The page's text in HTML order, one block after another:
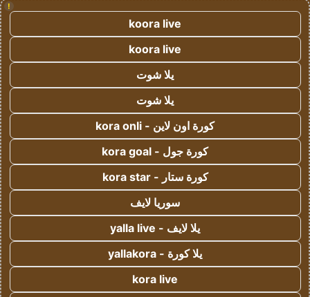
!
koora live
koora live
يلا شوت
يلا شوت
كورة اون لاين - kora onli
كورة جول - kora goal
كورة ستار - kora star
سوريا لايف
يلا لايف - yalla live
يلا كورة - yallakora
kora live